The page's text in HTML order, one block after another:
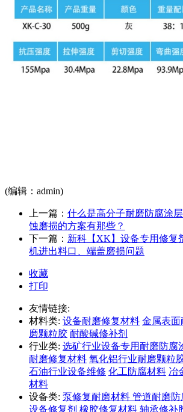
(编辑：admin)
上一篇： 什么是高分子耐磨防腐涂
蚀磨损的方案有那些？
下一篇： 新科【XK】设备专用修
机进出料口、端盖磨损问题
收藏
打印
友情链接:
材料类: 设备耐磨修复材料 金属表面
磨颗粒胶 耐酸碱修补剂
行业类: 选矿行业设备专用耐磨防腐
耐磨修复材料 氧化铝行业耐磨颗粒
石油行业设备维修 化工防腐材料 冶
材料
设备类: 泵修复耐磨材料 管道耐磨防
设备修复剂 橡胶修复材料 轴承修补